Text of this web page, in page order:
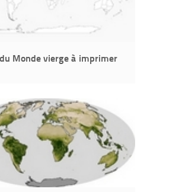
Monde vierge à imprimer